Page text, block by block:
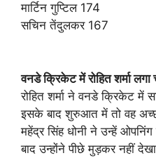
मार्टिन गुप्टिल 174
सचिन तेंदुलकर 167
वनडे क्रिकेट में रोहित शर्मा
रोहित शर्मा ने वनडे क्रिकेट में
इसके बाद शुरुआत में तो वह
महेंद्र सिंह धोनी ने उन्हें
बाद उन्होंने पीछे मुड़कर नहीं